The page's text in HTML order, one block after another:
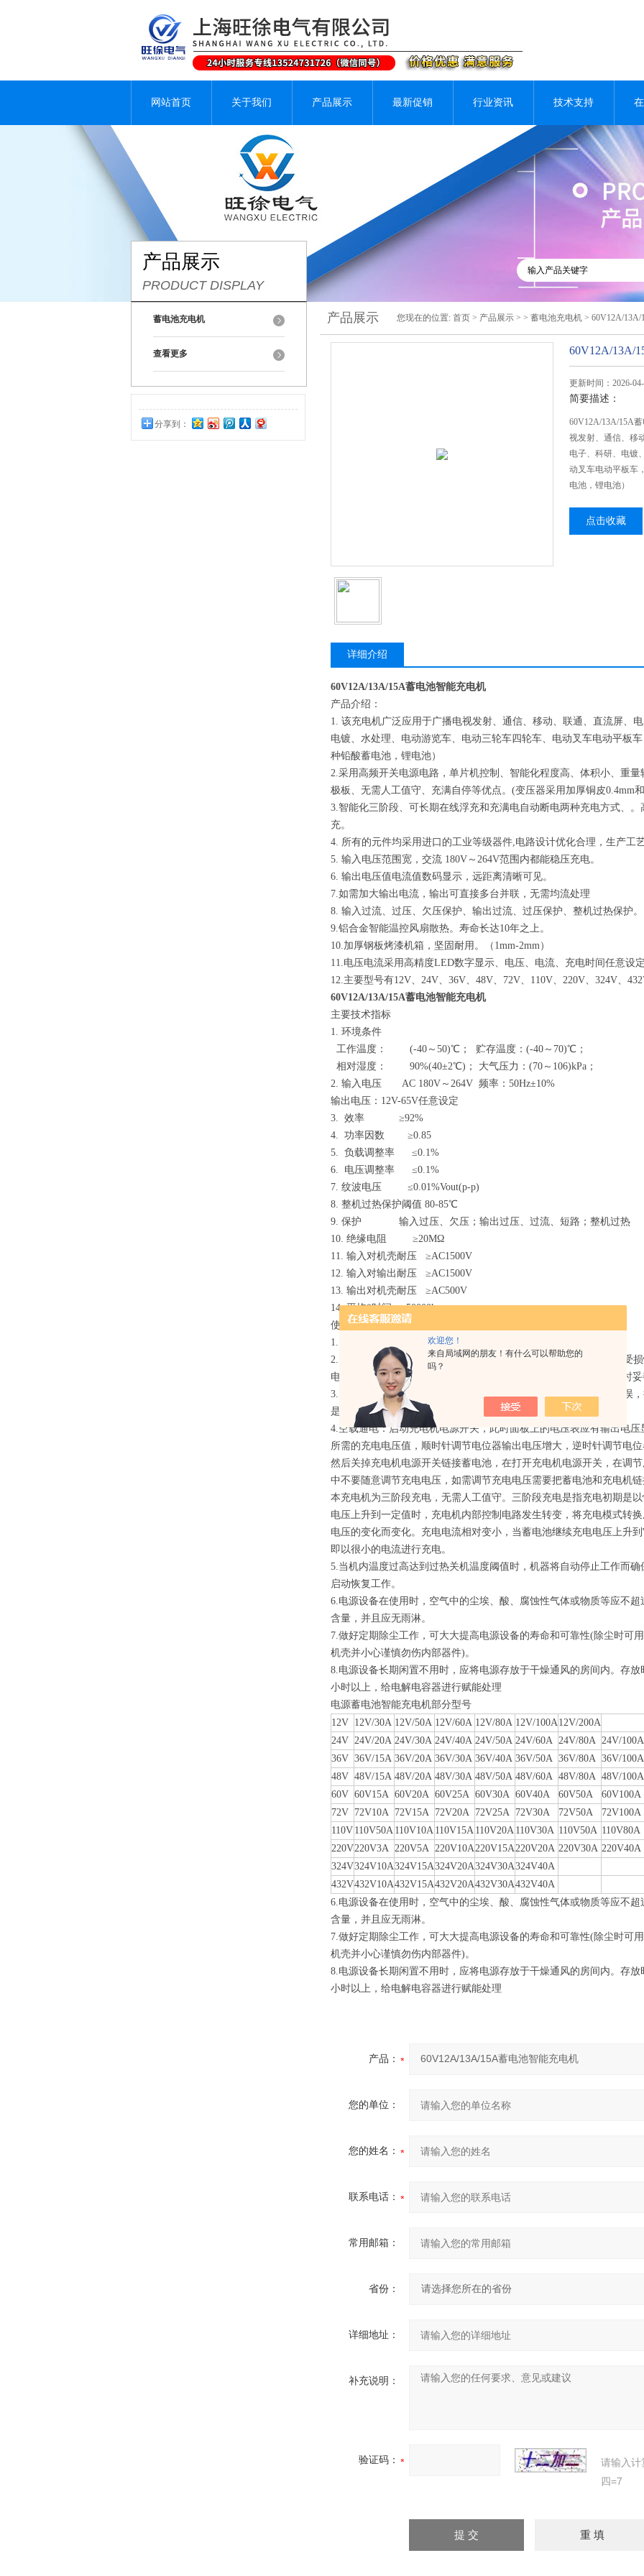
欢迎您！
来自局域网的朋友！有什么可以帮助您的
吗？
网站首页 关于我们 产品展示 最新促销 行业资讯 技术支持
产品展示
PRODUCT DISPLAY
蓄电池充电机
查看更多
分享到：
产品展示 您现在的位置: 首页 > 产品展示 > > 蓄电池充电机 > 60V12A/
60V12A/13A/
更新时间：2026-
简要描述：
60V12A/13A/15A
视发射、通信、移
电子、科研、电镀
动叉车电动平板车
电池，锂电池）
点击收藏
详细介绍
60V12A/13A/15A蓄电池智能充电机
产品介绍：
1. 该充电机广泛应用于广播电视发射、通信、移动、联通、直流屏、
电镀、水处理、电动游览车、电动三轮车四轮车、电动叉车电动平板
种铅酸蓄电池，锂电池）
2.采用高频开关电源电路，单片机控制、智能化程度高、体积小、重
极板、无需人工值守、充满自停等优点。(变压器采用加厚铜皮0.4mm
3.智能化三阶段、可长期在线浮充和充满电自动断电两种充电方式、
充。
4. 所有的元件均采用进口的工业等级器件,电路设计优化合理，生产工
5. 输入电压范围宽，交流 180V～264V范围内都能稳压充电。
6. 输出电压值电流值数码显示，远距离清晰可见。
7.如需加大输出电流，输出可直接多台并联，无需均流处理
8. 输入过流、过压、欠压保护、输出过流、过压保护、整机过热保护。
9.铝合金智能温控风扇散热。寿命长达10年之上。
10.加厚钢板烤漆机箱，坚固耐用。（1mm-2mm）
11.电压电流采用高精度LED数字显示、电压、电流、充电时间任意设
12.主要型号有12V、24V、36V、48V、72V、110V、220V、324V、
60V12A/13A/15A蓄电池智能充电机
主要技术指标
1. 环境条件
工作温度： (-40～50)℃； 贮存温度：(-40～70)℃；
相对湿度： 90%(40±2℃)； 大气压力：(70～106)kPa；
2. 输入电压 AC 180V～264V 频率：50Hz±10%
输出电压：12V-65V任意设定
3. 效率 ≥92%
4. 功率因数 ≥0.85
5. 负载调整率 ≤0.1%
6. 电压调整率 ≤0.1%
7. 纹波电压 ≤0.01%Vout(p-p)
8. 整机过热保护阈值 80-85℃
9. 保护 输入过压、欠压；输出过压、过流、短路；整机过热
10. 绝缘电阻 ≥20MΩ
11. 输入对机壳耐压 ≥AC1500V
12. 输入对输出耐压 ≥AC1500V
13. 输出对机壳耐压 ≥AC500V
14. 平均*时间 ≥50000h
使用说明
1. 开箱：开箱时应检查箱内随机附件：使用说明书一份。
2. 通电前检查：经过储存与运输的开关电源通电前应检查运输中的受
电源线、接线柱是否震脱以及是否受潮等，如有上述现象发生应及时
3. 接线：按后档板的标识接好安全地线及输入电源线，确认连接无误
是否与说明书上的标称电压相符。
4.空载通电：启动充电机电源开关，此时面板上的电压表应有输出电
所需的充电电压值，顺时针调节电位器输出电压增大，逆时针调节电
然后关掉充电机电源开关链接蓄电池，在打开充电机电源开关，在调
中不要随意调节充电电压，如需调节充电电压需要把蓄电池和充电机
本充电机为三阶段充电，无需人工值守。三阶段充电是指充电初期是
电压上升到一定值时，充电机内部控制电路发生转变，将充电模式转
电压的变化而变化。充电电流相对变小，当蓄电池继续充电电压上升
即以很小的电流进行充电。
5.当机内温度过高达到过热关机温度阈值时，机器将自动停止工作而
启动恢复工作。
6.电源设备在使用时，空气中的尘埃、酸、腐蚀性气体或物质等应不超
含量，并且应无雨淋。
7.做好定期除尘工作，可大大提高电源设备的寿命和可靠性(除尘时可
机壳并小心谨慎勿伤内部器件)。
8.电源设备长期闲置不用时，应将电源存放于干燥通风的房间内。存
小时以上，给电解电容器进行赋能处理
电源蓄电池智能充电机部分型号
12V 12V/30A 12V/50A 12V/60A 12V/80A 12V/100A12V/200A
24V 24V/20A 24V/30A 24V/40A 24V/50A 24V/60A 24V/80A 24V/100A
36V 36V/15A 36V/20A 36V/30A 36V/40A 36V/50A 36V/80A 36V/100A
48V 48V/15A 48V/20A 48V/30A 48V/50A 48V/60A 48V/80A 48V/100A
60V 60V15A 60V20A 60V25A 60V30A 60V40A 60V50A
60V100A
72V 72V10A 72V15A 72V20A 72V25A 72V30A 72V50A
72V100A
110V 110V50A 110V10A 110V15A 110V20A 110V30A 110V50A 110V80A
220V220V3A 220V5A 220V10A220V15A220V20A 220V30A 220V40A
324V324V10A324V15A324V20A324V30A324V40A
432V432V10A432V15A432V20A432V30A432V40A
6.电源设备在使用时，空气中的尘埃、酸、腐蚀性气体或物质等应不超
含量，并且应无雨淋。
7.做好定期除尘工作，可大大提高电源设备的寿命和可靠性(除尘时可
机壳并小心谨慎勿伤内部器件)。
8.电源设备长期闲置不用时，应将电源存放于干燥通风的房间内。存
小时以上，给电解电容器进行赋能处理
产品：
您的单位：
您的姓名：
联系电话：
常用邮箱：
省份：
详细地址：
补充说明：
验证码：
请输入计
四=7